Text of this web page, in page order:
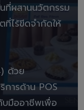
ที่ผสานนวัตกรรม
ที่ไร้ขีดจำกัดให้
ด้วย
การด้าน POS
บมืออาชีพเพื่อ